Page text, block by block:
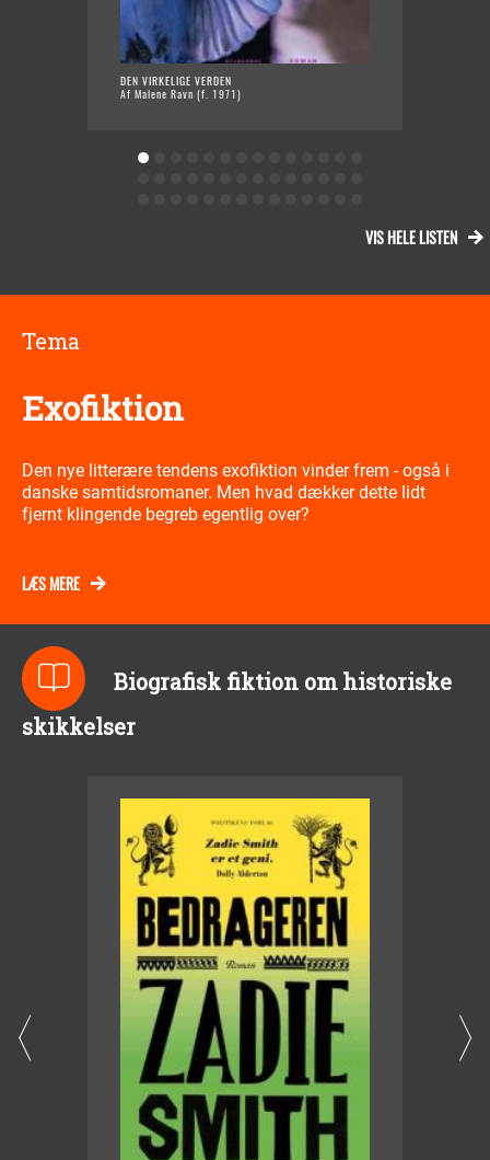
DEN VIRKELIGE VERDEN
Af Malene Ravn (f. 1971)
VIS HELE LISTEN
Tema
Exofiktion
Den nye litterære tendens exofiktion vinder frem - også i
danske samtidsromaner. Men hvad dækker dette lidt
fjernt klingende begreb egentlig over?
LÆS MERE
Biografisk fiktion om historiske
skikkelser